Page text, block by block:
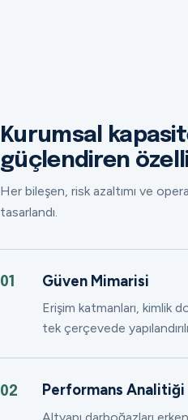
Kurumsal
güçlendiren
Her bileşen, risk azaltımı ve
tasarlandı.
01 Güven Mimarisi
Erişim katmanları, kimlik
tek çerçevede
02 Performans Analitiği